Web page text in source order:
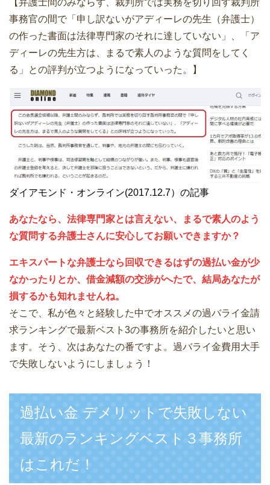
【弁護士間のみならず、裁判所では実務を切り回す裁判所
事務官の間で「申し訳ないがアディーレの先生（弁護士）
の作った書面は法律専門家のそれに達していない」、「ア
ディーレの先生方は、まるで素人のような質問をしてく
る」との評判が立つようになっていった。】
ダイアモンド・オンライン(2017.12.7）の記事
あなたなら、法律専門家とは言えない、まるで素人のよう
な質問する弁護士さんに安心してお願いできますか？
エキスパートな弁護士なら回収できるはずの過払い金が少
なかったりとか、借金減額の交渉がへたで、結局あなたが
損するかも知れませんね。
そこで、私が色々と経験した中でオススメの過バライ金請
求ランキングで最新ベスト3の事務所を紹介したいと思い
ます。そう、次はあなたの番ですよ。過バライ金費用大手
で失敗しないようにしましょう！
過払い金 デメリットで失敗しない
最新のランキングベスト３事務所
はこれだ！